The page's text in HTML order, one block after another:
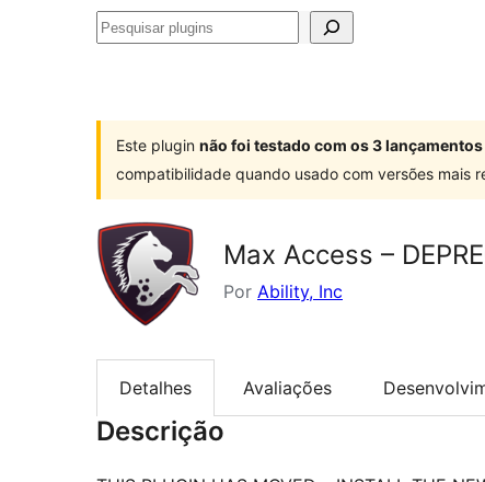
Pesquisar
Este plugin não foi testado com os 3
compatibilidade quando usado com versões mais
Max Access –
Por Ability, Inc
Detalhes Avaliações
Descrição